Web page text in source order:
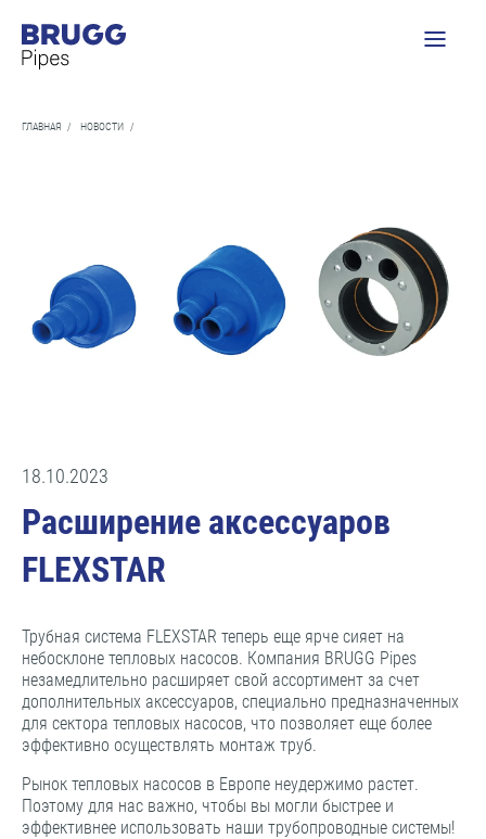
ГЛАВНАЯ / НОВОСТИ /
18.10.2023
Расширение аксессуаров
FLEXSTAR
Трубная система FLEXSTAR теперь еще ярче сияет на
небосклоне тепловых насосов. Компания BRUGG Pipes
незамедлительно расширяет свой ассортимент за счет
дополнительных аксессуаров, специально предназначенных
для сектора тепловых насосов, что позволяет еще более
эффективно осуществлять монтаж труб.
Рынок тепловых насосов в Европе неудержимо растет.
Поэтому для нас важно, чтобы вы могли быстрее и
эффективнее использовать наши трубопроводные системы!